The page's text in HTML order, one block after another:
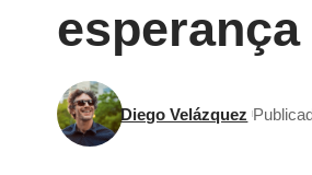
Diego Velázquez